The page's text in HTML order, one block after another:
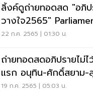
ลิ้งค์ดูถ่ายทอดสด "อภิป
วางใจ2565"
TPchannel
22 ก.ค. 2565 | 01:30 น.
ถ่ายทอดสดอภิปรายไม่ไ
แรก อนุทิน-ศักดิ์สยาม-
ชัยวุฒิ
19 ก.ค. 2565 | 05:03 น.